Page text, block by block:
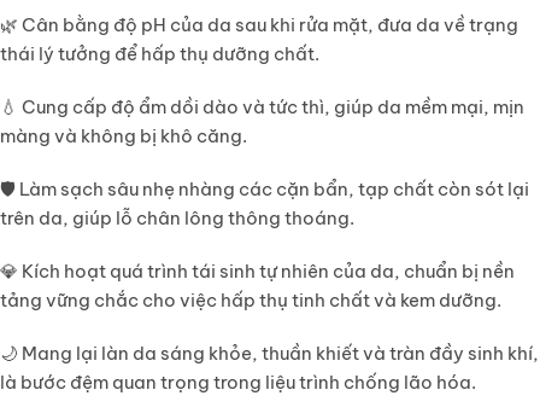
🌿 Cân bằng độ pH của da sau khi rửa mặt, đưa da về trạng
thái lý tưởng để hấp thụ dưỡng chất.
💧 Cung cấp độ ẩm dồi dào và tức thì, giúp da mềm mại, mịn
màng và không bị khô căng.
🛡️ Làm sạch sâu nhẹ nhàng các cặn bẩn, tạp chất còn sót lại
trên da, giúp lỗ chân lông thông thoáng.
💎 Kích hoạt quá trình tái sinh tự nhiên của da, chuẩn bị nền
tảng vững chắc cho việc hấp thụ tinh chất và kem dưỡng.
🌙 Mang lại làn da sáng khỏe, thuần khiết và tràn đầy sinh khí,
là bước đệm quan trọng trong liệu trình chống lão hóa.